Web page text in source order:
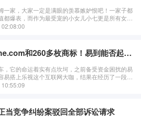
一家，大家一定是满眼的羡慕嫉妒恨吧！一家子都
都爆表，而作为最受宠的小女儿小七更是所有女孩
啊！极尽宠爱于一身，最令人发指的是，人家以五
手握极品域名yongche.com和260多枚商标！易到能否起死回生？
，它的命运着实有点坎坷，之前备受资金困扰的易
易搭上乐视这个互联网大咖，结果在经历了一段风
后，乐视最终选择了放手，6月28日，易到官方发
当竞争纠纷案驳回全部诉讼请求